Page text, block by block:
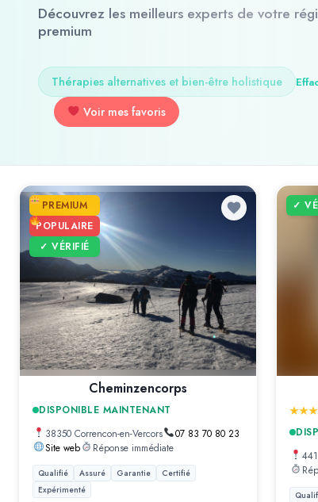
Découvrez les meilleurs experts de votre
premium
Thérapies alternatives et bien-être holistique
Voir mes favoris
PREMIUM
POPULAIRE
✓ VÉRIFIÉ
Cheminzencorps
DISPONIBLE MAINTENANT
38350 Correncon-en-Vercors
07 83 70 80 23
Site web
Réponse immédiate
Qualifié Assuré Garantie
Certifié
Expérimenté
✓